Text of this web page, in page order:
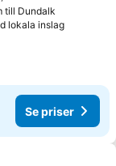
till Dundalk
lokala inslagSe
Se priser